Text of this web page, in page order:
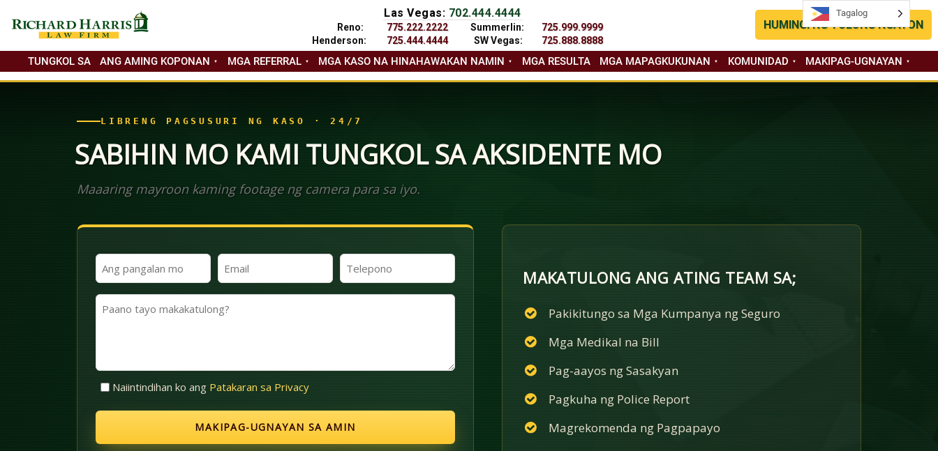
Las Vegas: 702.444.4444
Reno:
775.222.2222
Henderson:
725.444.4444
Summerlin:
725.999.9999
SW Vegas:
725.888.8888
HUMINGI NG TULONG NGAYON
TUNGKOL SA ANG AMING KOPONAN MGA REFERRAL MGA KASO NA HINAHAWAKAN NAMIN MGA RESULTA MGA MAPAGKUKUNAN KOMUNIDAD MAKIPAG-UGNAYAN
LIBRENG PAGSUSURI NG KASO · 24/7
SABIHIN MO KAMI TUNGKOL SA AKSIDENTE MO
Maaaring mayroon kaming footage ng camera para sa iyo.
Ang
Iyong
Pangalan
(Kinakailangan)
Email
(Kinakailangan)
Telepono
(Kinakailangan)
Paano
Walang
Naiintindihan ko ang Patakaran sa Privacy
MAKATULONG ANG ATING TEAM SA;
Pakikitungo sa Mga Kumpanya ng Seguro
Mga Medikal na Bill
Pag-aayos ng Sasakyan
Pagkuha ng Police Report
Magrekomenda ng Pagpapayo
Tagalog
Tagalog